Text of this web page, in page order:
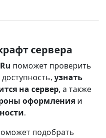
сервера
поможет проверить
узнать
на сервер, а также
оформления и
.
подобрать